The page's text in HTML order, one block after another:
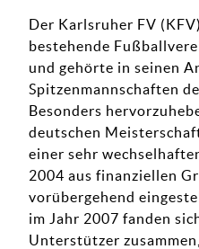
Der Karlsruher FV
bestehende
und gehörte in seinen
Spitzenmannschaften
Besonders
deutschen
einer sehr
2004 aus finanziellen
vorübergehend
im Jahr 2007 fanden
Unterstützer